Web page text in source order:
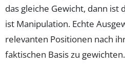
das gleiche Gewicht, dann ist
ist Manipulation. Echte
relevanten Positionen nach
faktischen Basis zu